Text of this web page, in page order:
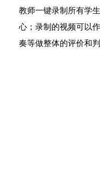
教师一键录制所有学
心；录制的视频可以
奏等做整体的评价和